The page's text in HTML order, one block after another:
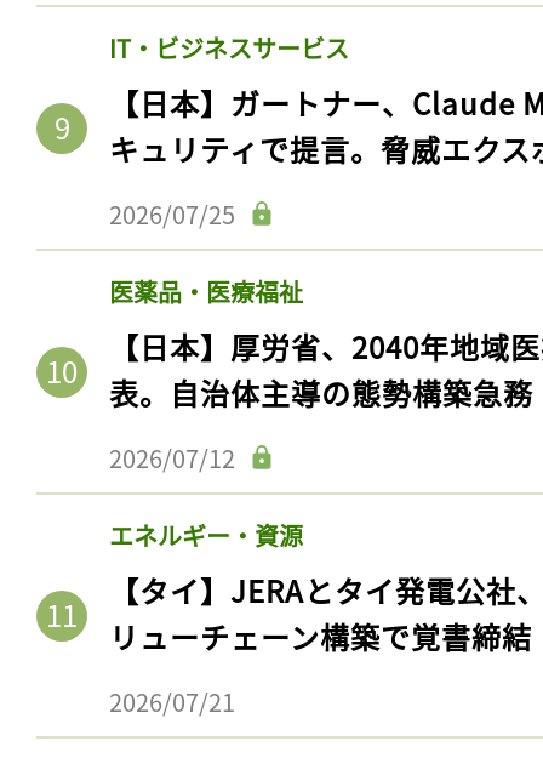
IT・ビジネスサービス
【日本】ガートナー、Claude
キュリティで提言。脅威エク
2026/07/25
医薬品・医療福祉
【日本】厚労省、2040年地域
表。自治体主導の態勢構築急務
2026/07/12
エネルギー・資源
【タイ】JERAとタイ発電公社
リューチェーン構築で覚書締結
2026/07/21